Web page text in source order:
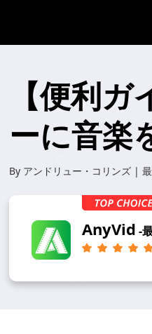
【便利
ーに音楽
By アンドリュー・コリンズ |
AnyVid -